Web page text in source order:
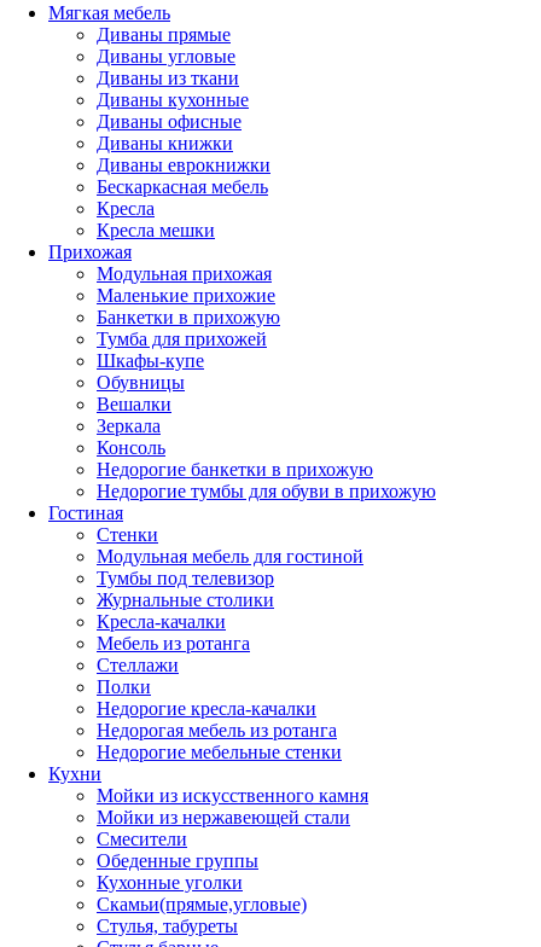
Мягкая мебель
Диваны прямые
Диваны угловые
Диваны из ткани
Диваны кухонные
Диваны офисные
Диваны книжки
Диваны еврокнижки
Бескаркасная мебель
Кресла
Кресла мешки
Прихожая
Модульная прихожая
Маленькие прихожие
Банкетки в прихожую
Тумба для прихожей
Шкафы-купе
Обувницы
Вешалки
Зеркала
Консоль
Недорогие банкетки в прихожую
Недорогие тумбы для обуви в прихожую
Гостиная
Стенки
Модульная мебель для гостиной
Тумбы под телевизор
Журнальные столики
Кресла-качалки
Мебель из ротанга
Стеллажи
Полки
Недорогие кресла-качалки
Недорогая мебель из ротанга
Недорогие мебельные стенки
Кухни
Мойки из искусственного камня
Мойки из нержавеющей стали
Смесители
Обеденные группы
Кухонные уголки
Скамьи(прямые,угловые)
Стулья, табуреты